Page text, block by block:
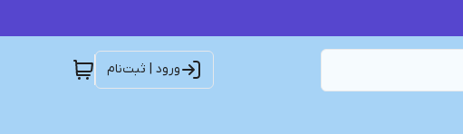
ورود | ثبت‌نام